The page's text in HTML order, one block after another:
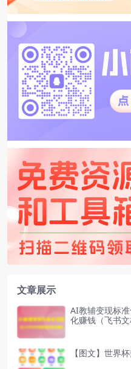
文章展示
AI教辅变现标
化赚钱（飞书文
【图文】世界